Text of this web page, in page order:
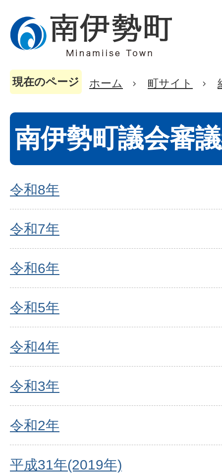
現在のページ ホーム 町サイト
南伊勢町議会審
令和8年
令和7年
令和6年
令和5年
令和4年
令和3年
令和2年
平成31年(2019年)